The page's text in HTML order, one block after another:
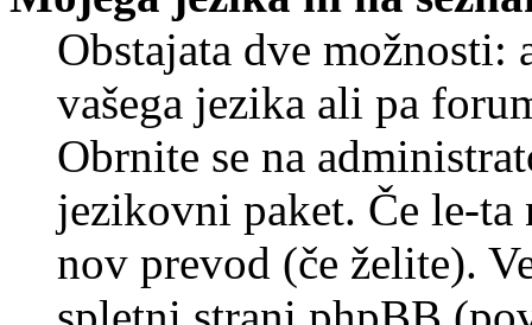
Obstajata dve
vašega jezika ali pa
Obrnite se na
jezikovni paket. Če le-ta
nov prevod (če želite).